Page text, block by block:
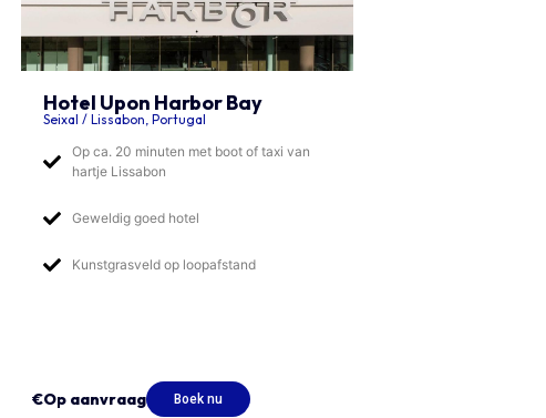
Hotel Upon Harbor Bay
Seixal / Lissabon, Portugal
Op ca. 20 minuten met boot of taxi van
hartje Lissabon
Geweldig goed hotel
Kunstgrasveld op loopafstand
€Op aanvraag Boek nu